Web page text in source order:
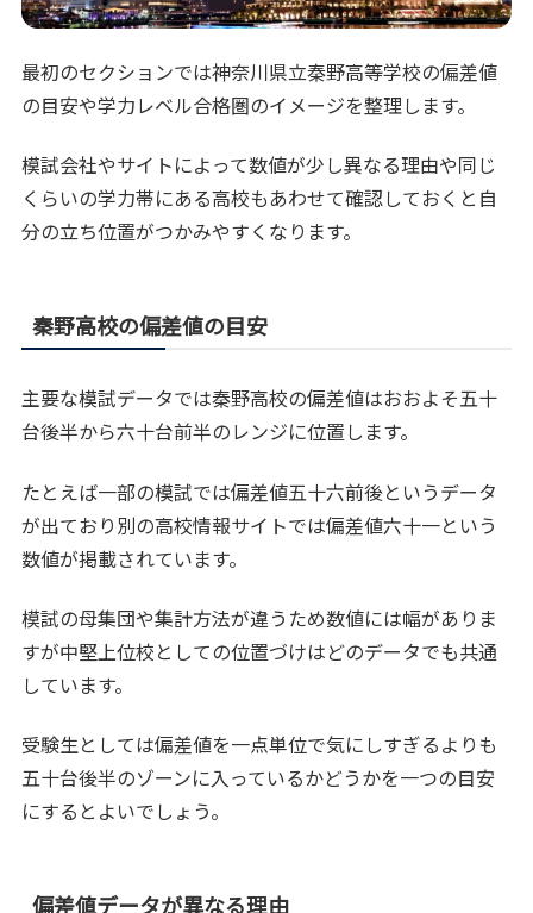
最初のセクションでは神奈川県立秦野高等学校の偏差値
の目安や学力レベル合格圏のイメージを整理します。
模試会社やサイトによって数値が少し異なる理由や同じ
くらいの学力帯にある高校もあわせて確認しておくと自
分の立ち位置がつかみやすくなります。
秦野高校の偏差値の目安
主要な模試データでは秦野高校の偏差値はおおよそ五十
台後半から六十台前半のレンジに位置します。
たとえば一部の模試では偏差値五十六前後というデータ
が出ており別の高校情報サイトでは偏差値六十一という
数値が掲載されています。
模試の母集団や集計方法が違うため数値には幅がありま
すが中堅上位校としての位置づけはどのデータでも共通
しています。
受験生としては偏差値を一点単位で気にしすぎるよりも
五十台後半のゾーンに入っているかどうかを一つの目安
にするとよいでしょう。
偏差値データが異なる理由